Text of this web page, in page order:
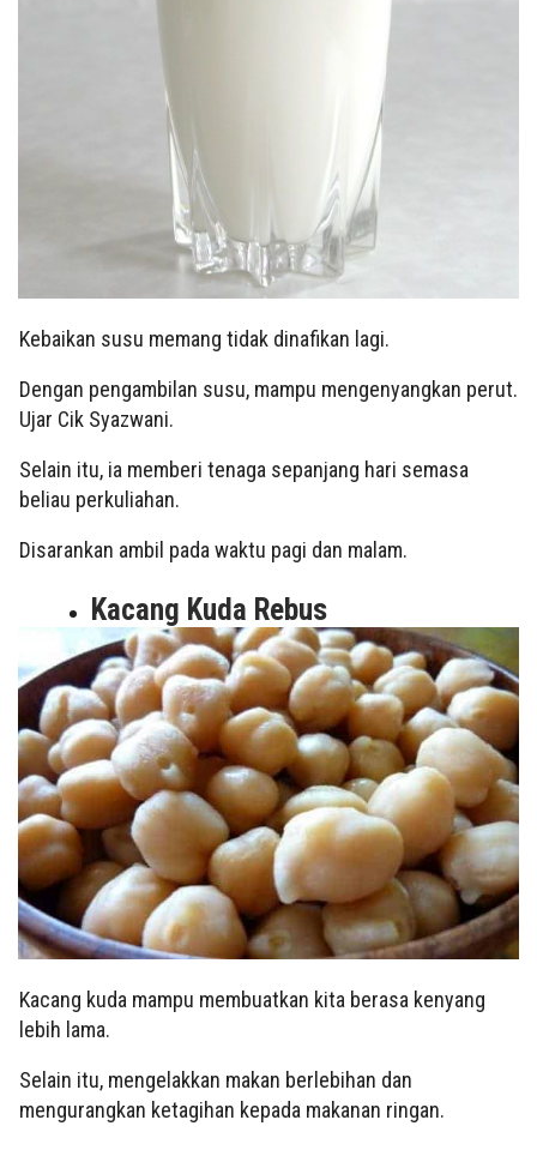
Kebaikan susu memang tidak dinafikan lagi.
Dengan pengambilan susu, mampu mengenyangkan perut.
Ujar Cik Syazwani.
Selain itu, ia memberi tenaga sepanjang hari semasa
beliau perkuliahan.
Disarankan ambil pada waktu pagi dan malam.
Kacang Kuda Rebus
Kacang kuda mampu membuatkan kita berasa kenyang
lebih lama.
Selain itu, mengelakkan makan berlebihan dan
mengurangkan ketagihan kepada makanan ringan.